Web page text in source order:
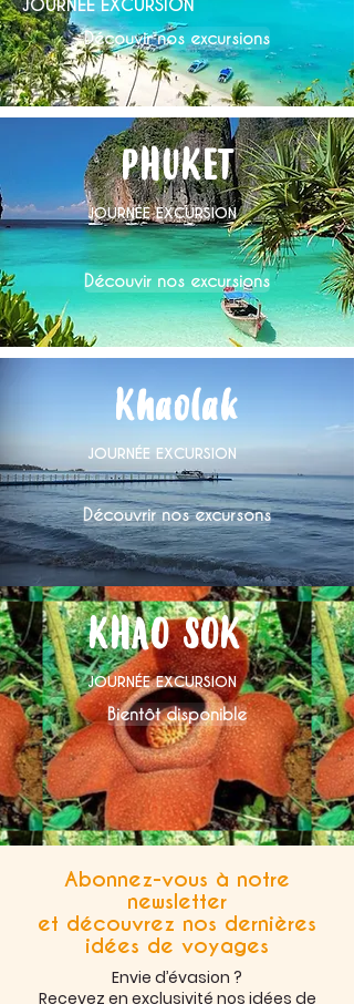
JOURNÉE EXCURSION
Découvir nos excursions
PHUKET
JOURNÉE EXCURSION
Découvir nos excursions
Khaolak
JOURNÉE EXCURSION
Découvrir nos excursons
KHAO SOK
JOURNÉE EXCURSION
Bientôt disponible
Abonnez-vous à notre
newsletter
et découvrez nos dernières
idées de voyages
Envie d’évasion ?
Recevez en exclusivité nos idées de